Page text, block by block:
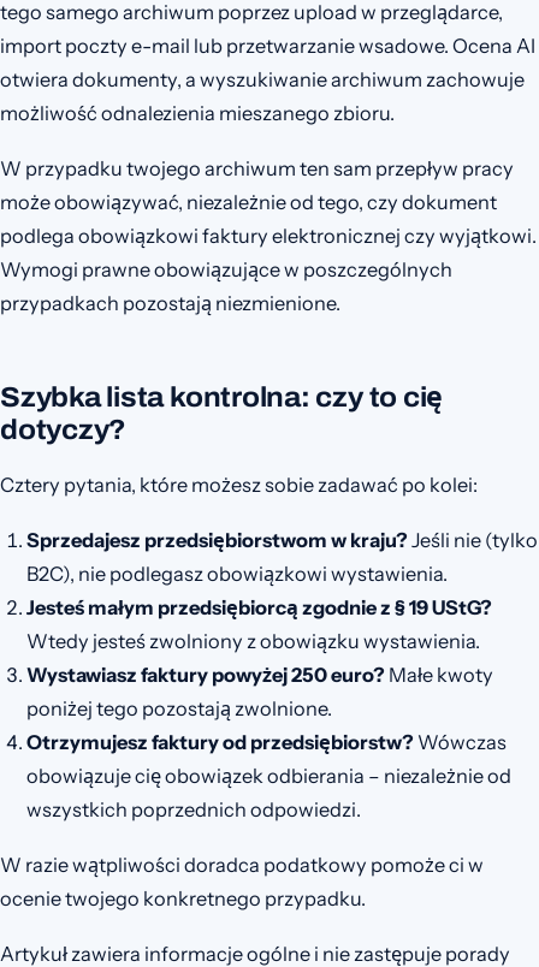
tego samego archiwum poprzez upload w przeglądarce,
import poczty e-mail lub przetwarzanie wsadowe. Ocena AI
otwiera dokumenty, a wyszukiwanie archiwum zachowuje
możliwość odnalezienia mieszanego zbioru.
W przypadku twojego archiwum ten sam przepływ pracy
może obowiązywać, niezależnie od tego, czy dokument
podlega obowiązkowi faktury elektronicznej czy wyjątkowi.
Wymogi prawne obowiązujące w poszczególnych
przypadkach pozostają niezmienione.
Szybka lista kontrolna: czy to cię
dotyczy?
Cztery pytania, które możesz sobie zadawać po kolei:
Sprzedajesz przedsiębiorstwom w kraju? Jeśli nie (tylko
B2C), nie podlegasz obowiązkowi wystawienia.
Jesteś małym przedsiębiorcą zgodnie z § 19 UStG?
Wtedy jesteś zwolniony z obowiązku wystawienia.
Wystawiasz faktury powyżej 250 euro? Małe kwoty
poniżej tego pozostają zwolnione.
Otrzymujesz faktury od przedsiębiorstw? Wówczas
obowiązuje cię obowiązek odbierania – niezależnie od
wszystkich poprzednich odpowiedzi.
W razie wątpliwości doradca podatkowy pomoże ci w
ocenie twojego konkretnego przypadku.
Artykuł zawiera informacje ogólne i nie zastępuje porady